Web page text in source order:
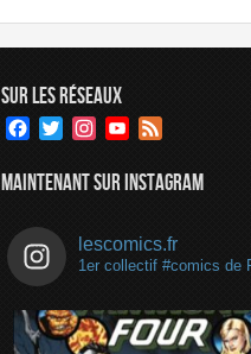
SUR LES RÉSEAUX
Facebook
TwitterInstagramYouTube
MAINTENANT SUR INSTAGRAM
lescomics.fr
1er collectif #comics de